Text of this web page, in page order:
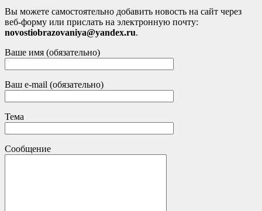
Вы можете самостоятельно добавить новость на сайт через
веб-форму или прислать на электронную почту:
novostiobrazovaniya@yandex.ru.
Ваше имя (обязательно)
Ваш e-mail (обязательно)
Тема
Сообщение